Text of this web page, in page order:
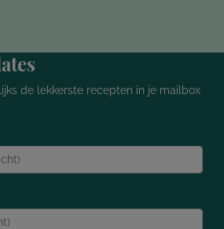
de lekkerste recepten in je mailbox